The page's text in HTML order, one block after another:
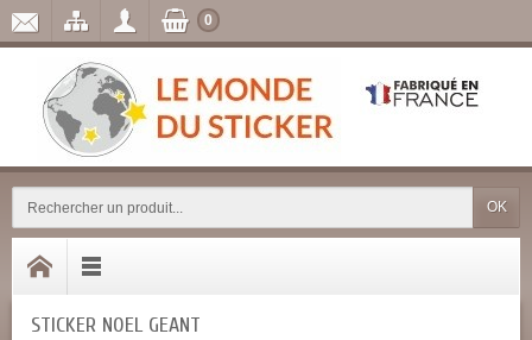
OK
0
STICKER NOEL GEANT